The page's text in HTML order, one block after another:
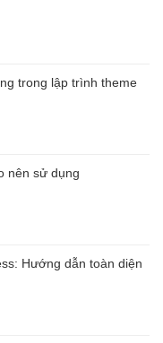
trong lập trình theme
nên sử dụng
Hướng dẫn toàn diện